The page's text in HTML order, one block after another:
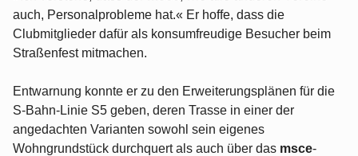
auch, Personalprobleme hat.« Er hoffe, dass die
Clubmitglieder dafür als konsumfreudige Besucher beim
Straßenfest mitmachen.
Entwarnung konnte er zu den Erweiterungsplänen für die
S-Bahn-Linie S5 geben, deren Trasse in einer der
angedachten Varianten sowohl sein eigenes
Wohngrundstück durchquert als auch über das msce-